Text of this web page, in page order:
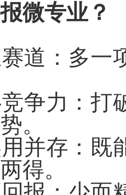
微专业？
道：多一
争力：打
。
并存：既
得。